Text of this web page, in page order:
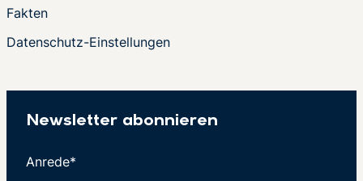
Fakten
Datenschutz-Einstellungen
Newsletter abonnieren
Anrede*